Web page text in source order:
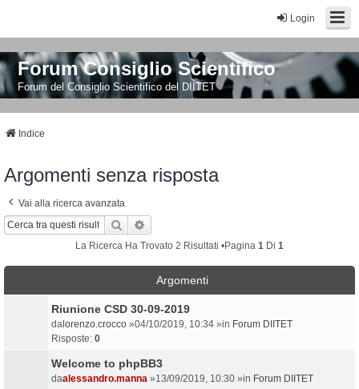
Login
Forum Consiglio Scientifico
Forum del Consiglio Scientifico del DIITET
Indice
Argomenti senza risposta
Vai alla ricerca avanzata
Cerca
La Ricerca Ha Trovato 2 Risultati •Pagina 1 Di 1
Argomenti
Riunione CSD 30-09-2019
da lorenzo.crocco »04/10/2019, 10:34 »in Forum DIITET
Risposte: 0
Welcome to phpBB3
daalessandro.manna »13/09/2019, 10:30 »in Forum DIITET